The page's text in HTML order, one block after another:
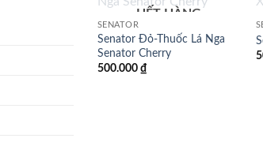
HẾT HÀNG
SENATOR
Senator Đỏ-Thuốc Lá Nga
Senator Cherry
500.000 ₫